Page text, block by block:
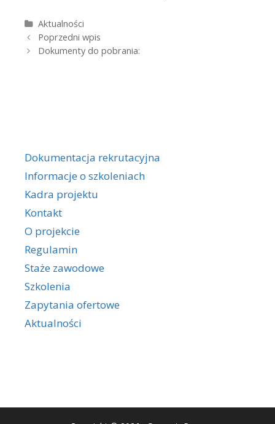
Kategorie
Aktualności
Zobacz wpisy
Poprzedni wpis
Dokumenty do pobrania:
Dokumentacja rekrutacyjna
Informacje o szkoleniach
Kadra projektu
Kontakt
O projekcie
Regulamin
Staże zawodowe
Szkolenia
Zapytania ofertowe
Aktualności